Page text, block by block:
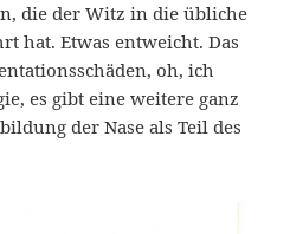
die der Witz in die übliche
hat. Etwas entweicht. Das
oh, ich
es gibt eine weitere ganz
der Nase als Teil des